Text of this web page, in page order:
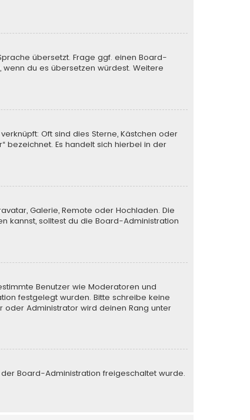
übersetzt. Frage ggf. einen Board-
du es übersetzen würdest. Weitere
Oft sind dies Sterne, Kästchen oder
bezeichnet. Es handelt sich hierbei in der
Galerie, Remote oder Hochladen. Die
kannst, solltest du die Board-Administration
Benutzer wie Moderatoren und
festgelegt wurden. Bitte schreibe keine
Administrator wird deinen Rang unter
Board-Administration freigeschaltet wurde.